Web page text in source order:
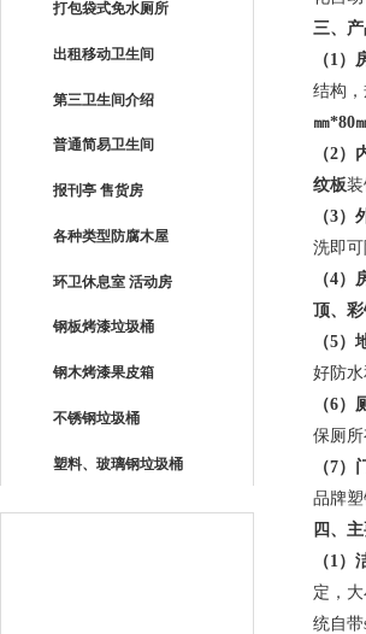
打包袋式免水厕所
出租移动卫生间
第三卫生间介绍
普通简易卫生间
报刊亭 售货房
各种类型防腐木屋
环卫休息室 活动房
钢板烤漆垃圾桶
钢木烤漆果皮箱
不锈钢垃圾桶
塑料、玻璃钢垃圾桶
三、
（1）
结构
㎜*80
（2）
纹板
（3）
洗即
（4）
顶、
（5）
好防水
（6）
保厕所
（7）
品牌
四、
（1）
定，
统自带